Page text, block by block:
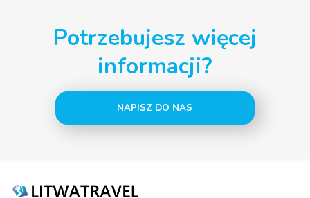
Potrzebujesz więcej
informacji?
NAPISZ DO NAS